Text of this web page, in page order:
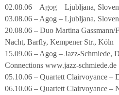
02.08.06 – Agog – Ljubljana,
03.08.06 – Agog – Ljubljana,
20.08.06 – Duo Martina
Nacht, Barfly, Kempener Str., Köln
15.09.06 – Agog – Jazz-Schmiede,
Connections www.jazz-schmiede.de
05.10.06 – Quartett Clairvoyance –
06.10.06 – Quartett Clairvoyance –